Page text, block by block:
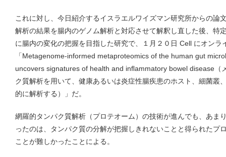
これに対し、今日紹介するイスラエルワイズマン研究所からの論
解析の結果を腸内のゲノム解析と対応させて解釈し直した後、特
に腸内の変化の把握を目指した研究で、１月２０日 Cell にオンラ
「Metagenome-informed metaproteomics of the human gut
uncovers signatures of health and inﬂammatory bowel disease（
ク質解析を用いて、健康あるいは炎症性腸疾患のホスト、細菌叢
的に解析する）」だ。
網羅的タンパク質解析（プロテオーム）の技術が進んでも、あま
ったのは、タンパク質の分解が把握しきれないことと得られたプ
ことが難しかったことによる。